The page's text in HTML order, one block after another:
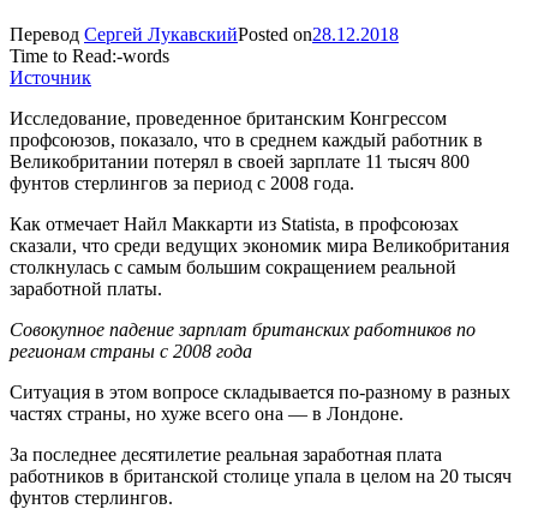
Перевод Сергей ЛукавскийPosted on28.12.2018
Time to Read:-words
Источник
Исследование, проведенное британским Конгрессом
профсоюзов, показало, что в среднем каждый работник в
Великобритании потерял в своей зарплате 11 тысяч 800
фунтов стерлингов за период с 2008 года.
Как отмечает Найл Маккарти из Statista, в профсоюзах
сказали, что среди ведущих экономик мира Великобритания
столкнулась с самым большим сокращением реальной
заработной платы.
Совокупное падение зарплат британских работников по
регионам страны с 2008 года
Ситуация в этом вопросе складывается по-разному в разных
частях страны, но хуже всего она — в Лондоне.
За последнее десятилетие реальная заработная плата
работников в британской столице упала в целом на 20 тысяч
фунтов стерлингов.